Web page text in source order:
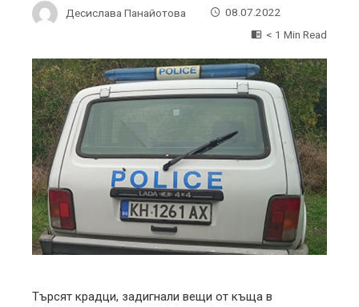
Десислава Панайотова
08.07.2022
< 1 Min Read
Търсят крадци, задигнали вещи от къща в